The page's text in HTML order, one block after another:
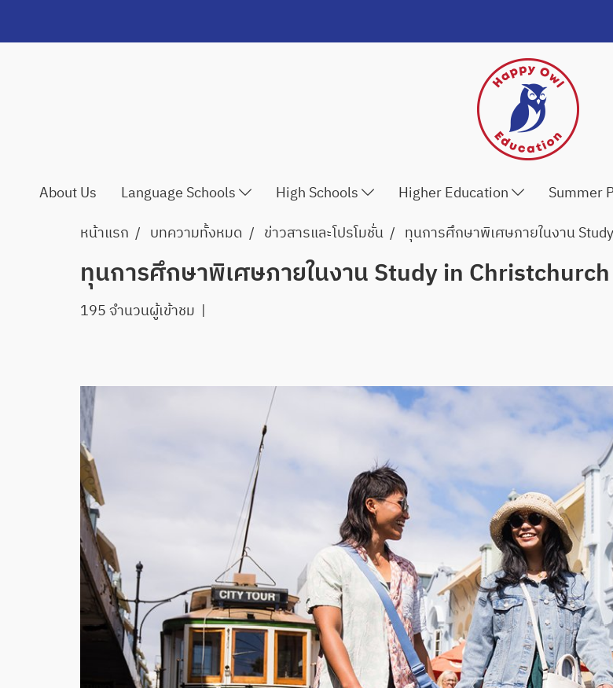
About Us Language Schools High Schools Higher Education Summer
หน้าแรก
บทความทั้งหมด ข่าวสารและโปรโมชั่น ทุนการศึกษาพิเศษภายในงาน
ทุนการศึกษาพิเศษภายในงาน Study in
195 จำนวนผู้เข้าชม |